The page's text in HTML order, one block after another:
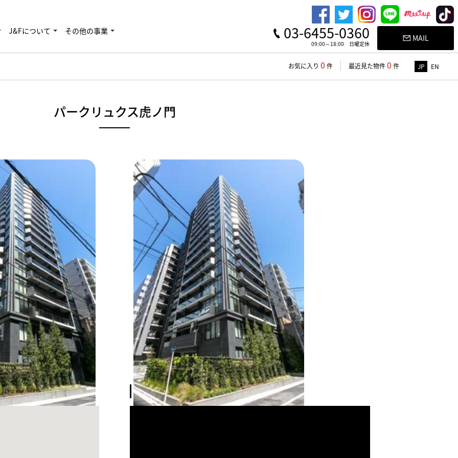
J&Fについて その他の事業 03-6455-0360
09:00～18:00 日曜定休
MAIL
お気に入り 0 件 最近見た物件0 件 JP EN
パークリュクス虎ノ門
CONCEPT MOVIE